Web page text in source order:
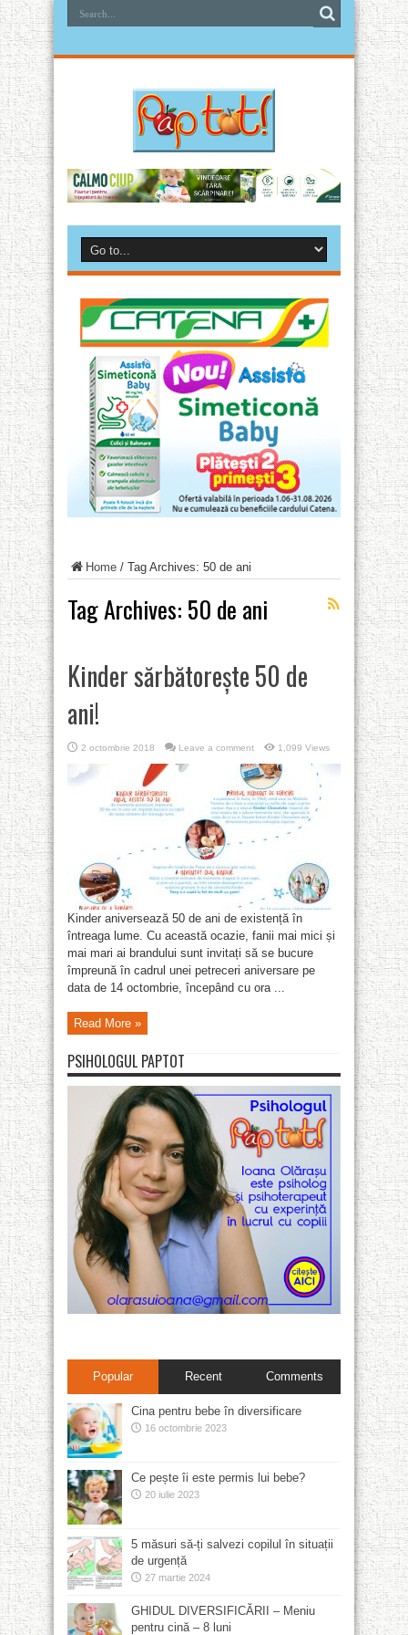
Home / Tag Archives: 50 de ani
Tag Archives: 50 de ani
Kinder sărbătorește 50 de
ani!
2 octombrie 2018 Leave a comment 1,099 Views
Kinder aniversează 50 de ani de existență în
întreaga lume. Cu această ocazie, fanii mai mici și
mai mari ai brandului sunt invitați să se bucure
împreună în cadrul unei petreceri aniversare pe
data de 14 octombrie, începând cu ora ...
Read More »
PSIHOLOGUL PAPTOT
Popular Recent Comments
Cina pentru bebe în diversificare
16 octombrie 2023
Ce pește îi este permis lui bebe?
20 iulie 2023
5 măsuri să-ți salvezi copilul în situații
de urgență
27 martie 2024
GHIDUL DIVERSIFICĂRII – Meniu
pentru cină – 8 luni